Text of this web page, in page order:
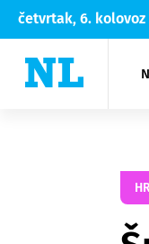
četvrtak, 6. kolovoz